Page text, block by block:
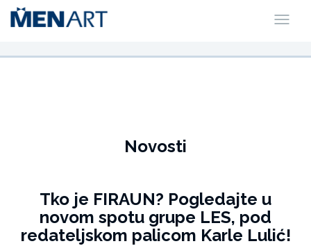
Novosti
Tko je FIRAUN? Pogledajte u
novom spotu grupe LES, pod
redateljskom palicom Karle Lulić!